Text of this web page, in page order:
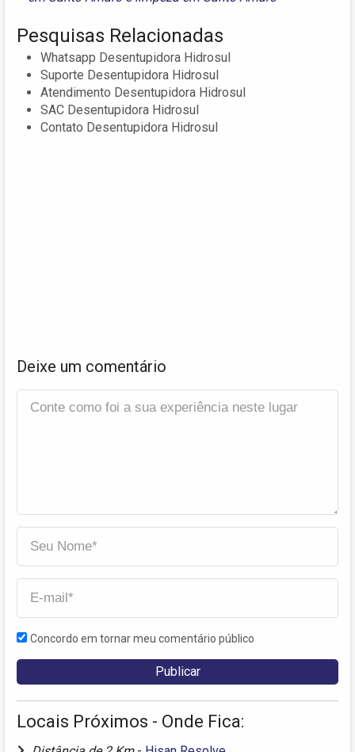
Pesquisas Relacionadas
Whatsapp Desentupidora Hidrosul
Suporte Desentupidora Hidrosul
Atendimento Desentupidora Hidrosul
SAC Desentupidora Hidrosul
Contato Desentupidora Hidrosul
Deixe um comentário
Concordo em tornar meu comentário público
Locais Próximos - Onde Fica: